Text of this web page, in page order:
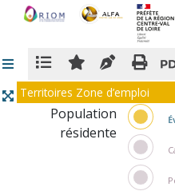
Territoires Zone d’emploi
Population
résidente
Panneau de gestion des